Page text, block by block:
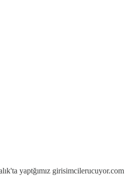
yaptğımız girisimcilerucuyor.com